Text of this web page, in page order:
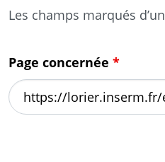
Les champs marqués d’un
Page concernée *